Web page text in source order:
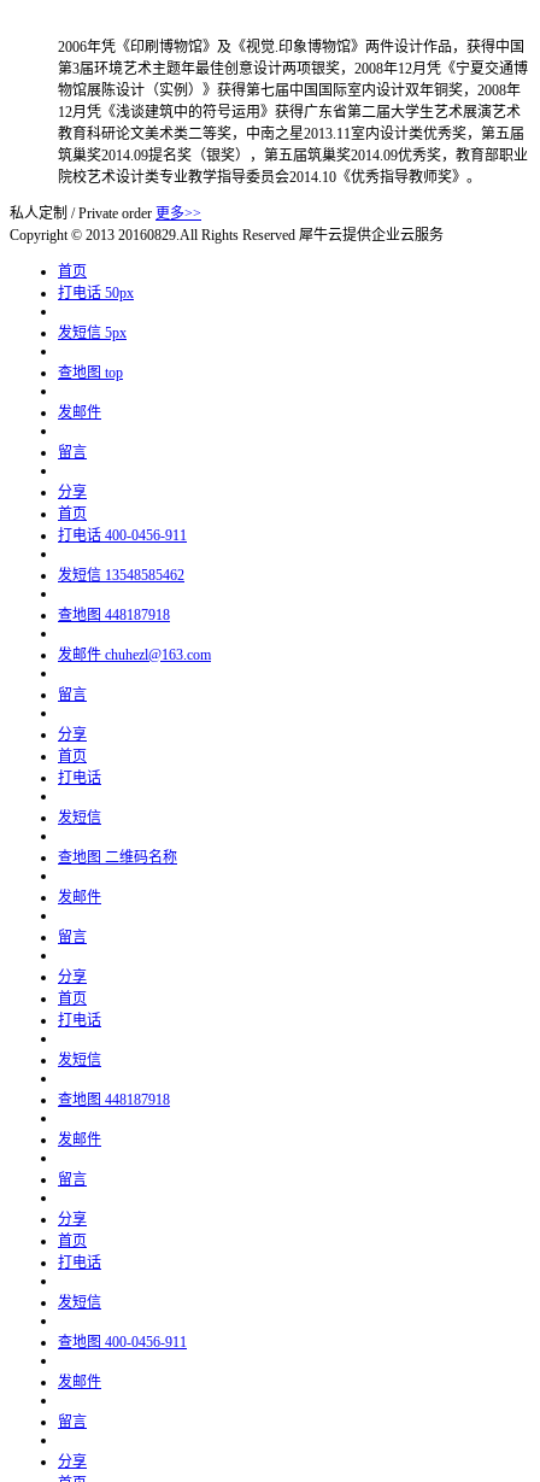
2006年凭《印刷博物馆》及《视觉.印象博物馆》两件设计作品，获得中国
第3届环境艺术主题年最佳创意设计两项银奖，2008年12月凭《宁夏交通博
物馆展陈设计（实例）》获得第七届中国国际室内设计双年铜奖，2008年
12月凭《浅谈建筑中的符号运用》获得广东省第二届大学生艺术展演艺术
教育科研论文美术类二等奖，中南之星2013.11室内设计类优秀奖，第五届
筑巢奖2014.09提名奖（银奖），第五届筑巢奖2014.09优秀奖，教育部职业
院校艺术设计类专业教学指导委员会2014.10《优秀指导教师奖》。
私人定制 / Private order 更多>>
Copyright © 2013 20160829.All Rights Reserved 犀牛云提供企业云服务
首页
打电话 50px
发短信 5px
查地图 top
发邮件
留言
分享
首页
打电话 400-0456-911
发短信 13548585462
查地图 448187918
发邮件 chuhezl@163.com
留言
分享
首页
打电话
发短信
查地图 二维码名称
发邮件
留言
分享
首页
打电话
发短信
查地图 448187918
发邮件
留言
分享
首页
打电话
发短信
查地图 400-0456-911
发邮件
留言
分享